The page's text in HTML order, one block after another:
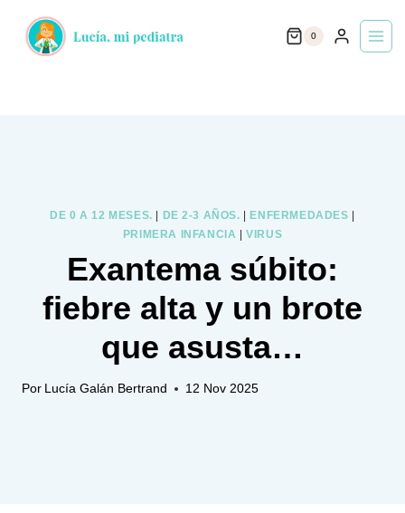
0
DE 0 A 12 MESES. DE 2-3 AÑOS. ENFERMEDADES
PRIMERA INFANCIA |VIRUS
Exantema súbito:
fiebre alta y un brote
que asusta…
Por Lucía Galán Bertrand 12 Nov 2025